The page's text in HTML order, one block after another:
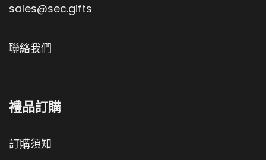
sales@sec.gifts
聯絡我們
禮品訂購
訂購須知